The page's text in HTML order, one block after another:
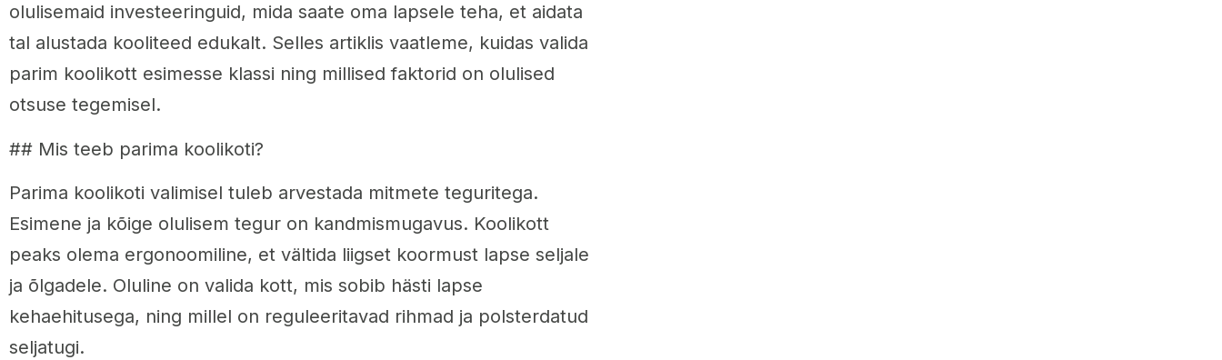
olulisemaid investeeringuid, mida saate oma lapsele teha, et aidata
tal alustada kooliteed edukalt. Selles artiklis vaatleme, kuidas valida
parim koolikott esimesse klassi ning millised faktorid on olulised
otsuse tegemisel.
## Mis teeb parima koolikoti?
Parima koolikoti valimisel tuleb arvestada mitmete teguritega.
Esimene ja kõige olulisem tegur on kandmismugavus. Koolikott
peaks olema ergonoomiline, et vältida liigset koormust lapse seljale
ja õlgadele. Oluline on valida kott, mis sobib hästi lapse
kehaehitusega, ning millel on reguleeritavad rihmad ja polsterdatud
seljatugi.